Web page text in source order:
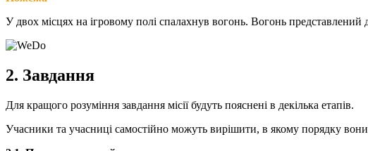
У двох місцях на ігровому полі спалахнув вогонь. Вогонь
2. Завдання
Для кращого розуміння завдання місії будуть пояснені в декілька етапів.
Учасники та учасниці самостійно можуть вирішити, в якому порядку